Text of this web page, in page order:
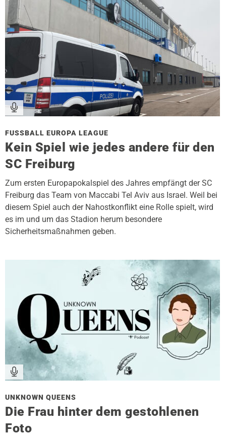
FUSSBALL EUROPA LEAGUE
Kein Spiel wie jedes andere für den
SC Freiburg
Zum ersten Europapokalspiel des Jahres empfängt der SC
Freiburg das Team von Maccabi Tel Aviv aus Israel. Weil bei
diesem Spiel auch der Nahostkonflikt eine Rolle spielt, wird
es im und um das Stadion herum besondere
Sicherheitsmaßnahmen geben.
UNKNOWN QUEENS
Die Frau hinter dem gestohlenen
Foto